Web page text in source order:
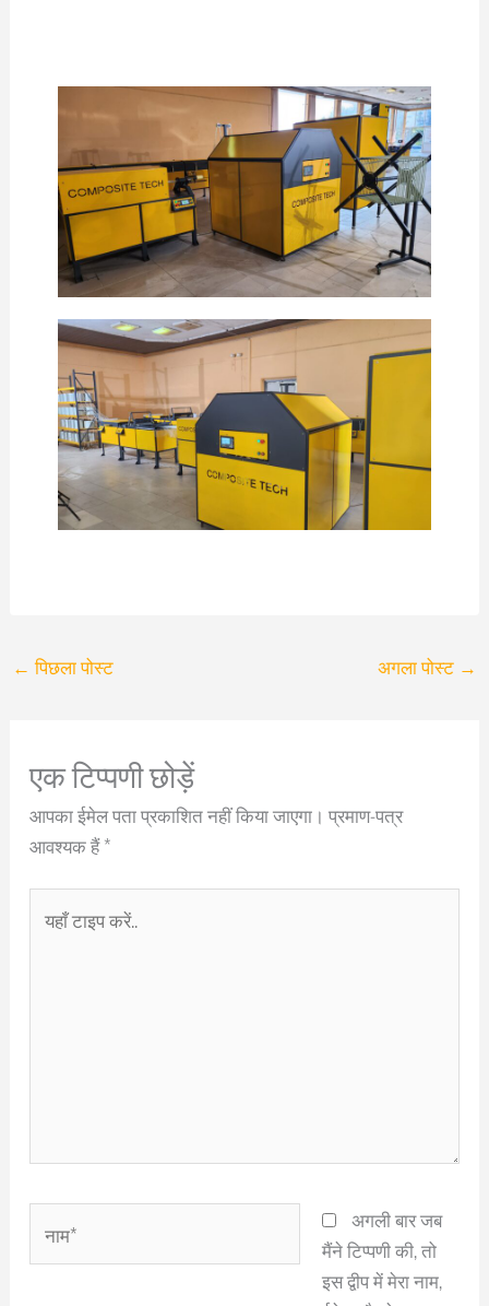
← पिछला पोस्ट अगला पोस्ट →
एक टिप्पणी छोड़ें
आपका ईमेल पता प्रकाशित नहीं किया जाएगा। प्रमाण-पत्र
आवश्यक हैं*
टाइप
अगली बार जब
मैंने टिप्पणी की, तो
इस द्वीप में मेरा नाम,